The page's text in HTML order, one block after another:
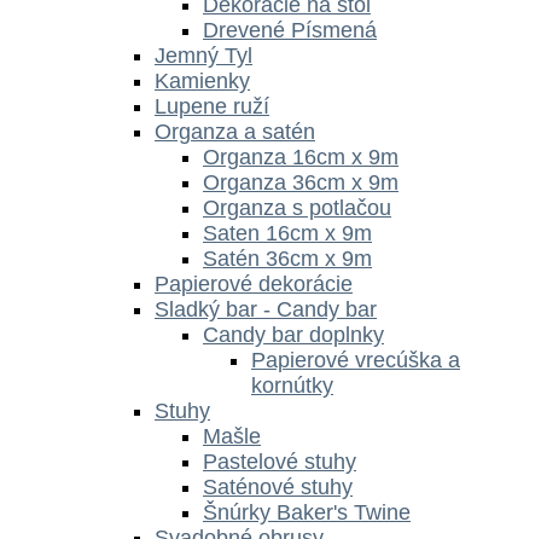
Drevené Písmená
Jemný Tyl
Kamienky
Lupene ruží
Organza a satén
Organza 16cm x 9m
Organza 36cm x 9m
Organza s potlačou
Saten 16cm x 9m
Satén 36cm x 9m
Papierové dekorácie
Sladký bar - Candy bar
Candy bar doplnky
Papierové vrecúška a
kornútky
Stuhy
Mašle
Pastelové stuhy
Saténové stuhy
Šnúrky Baker's Twine